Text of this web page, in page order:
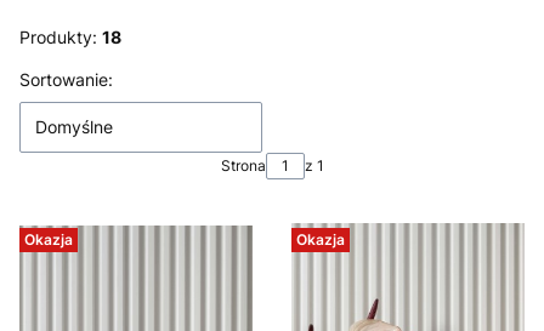
Produkty: 18
Lista produktów
Sortowanie:
Domyślne
Strona z 1
Okazja Okazja